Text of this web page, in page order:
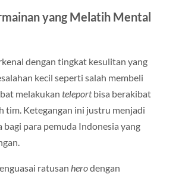
yang Melatih Mental
dengan tingkat kesulitan yang
kecil seperti salah membeli
melakukan teleportbisa berakibat
tim. Ketegangan ini justru menjadi
bagi para pemuda Indonesia yang
ratusan herodengan